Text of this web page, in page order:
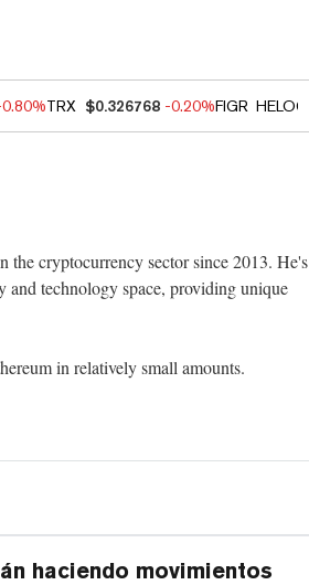
TRX $0.326768 -0.20%FIGR_HELOC
the cryptocurrency sector since 2013. He's
technology space, providing unique
in relatively small amounts.
haciendo movimientos